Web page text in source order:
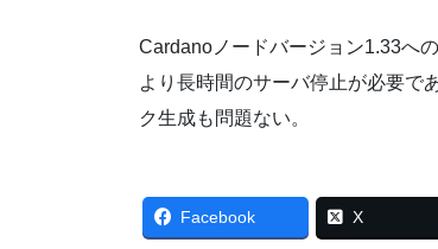
Cardanoノードバージョン1.33へ
より長時間のサーバ停止が必要で
ク生成も問題ない。
Facebook X